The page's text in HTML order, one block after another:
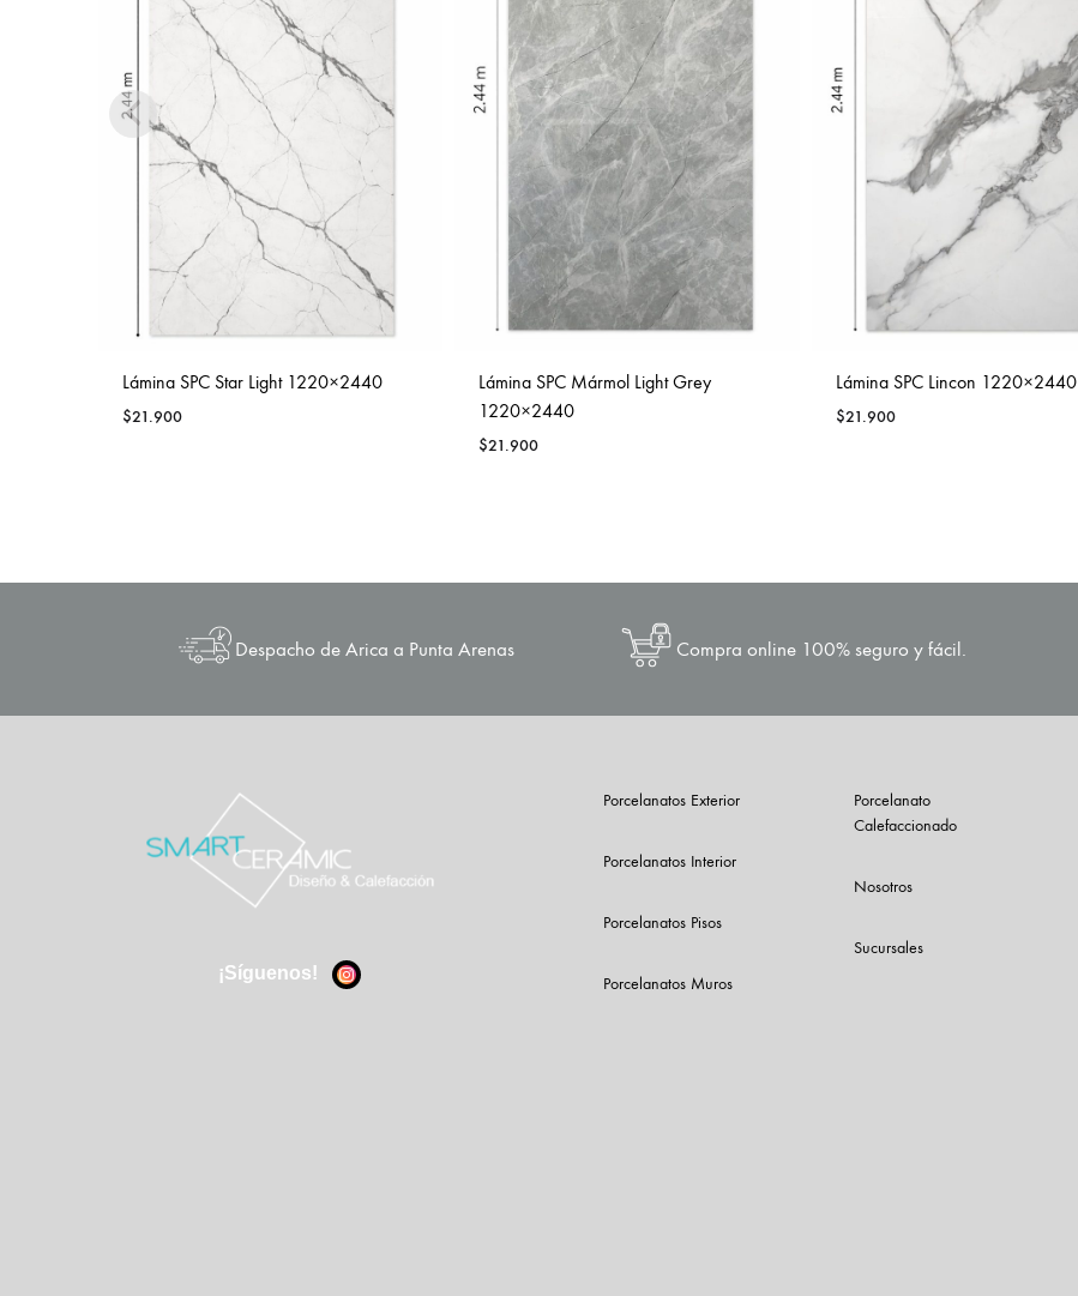
Lámina SPC Star Light 1220×2440
$21.900
Lámina SPC Mármol Light Grey
1220×2440
$21.900
Lámina SPC Lincon 1220×2440
$21.900
Despacho de Arica a Punta Arenas Compra online 100% seguro y fácil.
¡Síguenos!
Porcelanatos Exterior
Porcelanatos Interior
Porcelanatos Pisos
Porcelanatos Muros
Porcelanato
Calefaccionado
Nosotros
Sucursales